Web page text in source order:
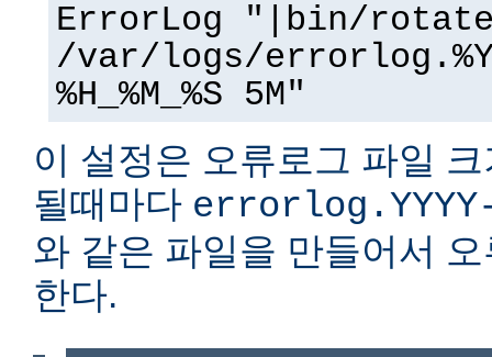
ErrorLog "|bin/
/var/logs/errorlog.%Y-
%H_%M_%S 5M"
이 설정은 오류로그 파일
될때마다 errorlog.YYYY-
와 같은 파일을 만들어서
한다.